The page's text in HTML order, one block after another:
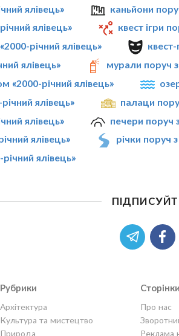
ялівець»
каньйони
ялівець»
квест ігри
річний ялівець»
ялівець»
мурали поруч
«2000-річний ялівець»
ялівець»
палаци
ялівець»
печери поруч
ялівець»
річки поруч
ялівець»
Рубрики
Архітектура
Культура та мистецтво
Природа
Сторінки
Про нас
Реклама